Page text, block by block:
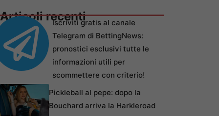
Articoli recentiIscriviti gratis al canale
Telegram di BettingNews:
pronostici esclusivi tutte le
informazioni utili per
scommettere con criterio!
Pickleball al pepe: dopo la
Bouchard arriva la Harkleroad